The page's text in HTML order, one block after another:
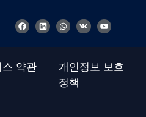
F
a
o
o
링
크
W
h
a
p
p
V
k
유
튜
스 약관
개인정보 보호
정책